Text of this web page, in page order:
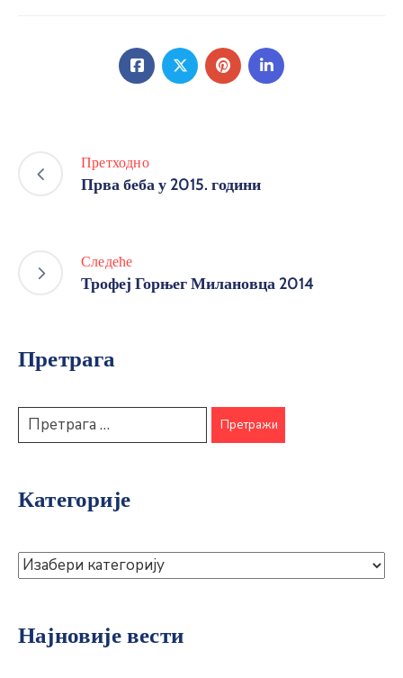
Претходно
Прва беба у 2015. години
Следеће
Трофеј Горњег Милановца 2014
Претрага
Категорије
Најновије вести